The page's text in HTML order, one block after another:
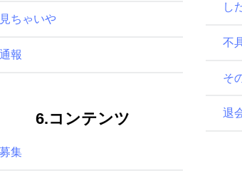
見ちゃいや
通報
6.コンテンツ
募集
し
不
そ
退